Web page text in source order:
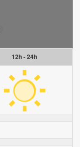
12h - 24h